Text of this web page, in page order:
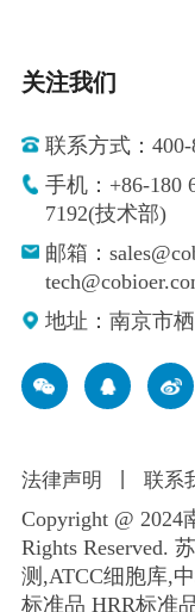
关注我们
联系方式：400-
手机：+86-180
7192(技术部)
邮箱：
地址：南京市
法律声明 联系
Copyright @
Rights Reserved.
测,ATCC细胞库,
标准品 HRR标准